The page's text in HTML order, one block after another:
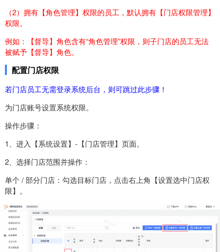
（2）拥有【角色管理】权限的员工，默认拥有【门店权限管理】
权限。
例如：【督导】角色含有“角色管理”权限，则子门店的员工无法
被赋予【督导】角色。
配置门店权限
若门店员工无需登录系统后台，则可跳过此步骤！
为门店账号设置系统权限。
操作步骤：​
1、进入【系统设置】-【门店管理】页面。
2、选择门店范围并操作：
单个 / 部分门店：勾选目标门店，点击右上角【设置选中门店权
限】。